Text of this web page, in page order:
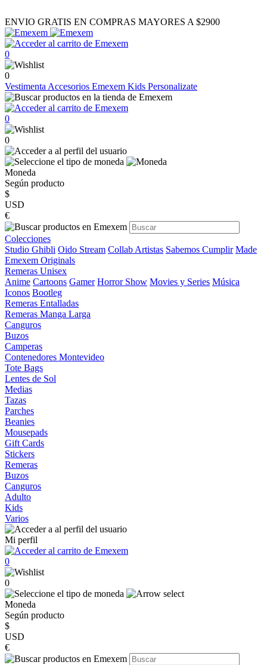
ENVIO GRATIS EN COMPRAS MAYORES A $2900
0
0
Vestimenta Accesorios Emexem Kids Personalizate
0
0
Moneda
Según producto
$
USD
€
Colecciones
Studio Ghibli Oido Stream Collab Artistas Sabemos Cumplir Made
Emexem Originals
Remeras Unisex
Anime Cartoons Gamer Horror Show Movies y Series Música
Iconos Bootleg
Remeras Entalladas
Remeras Manga Larga
Canguros
Buzos
Camperas
Contenedores Montevideo
Tote Bags
Lentes de Sol
Medias
Tazas
Parches
Beanies
Mousepads
Gift Cards
Stickers
Remeras
Buzos
Canguros
Adulto
Kids
Varios
Mi perfil
0
0
Moneda
Según producto
$
USD
€